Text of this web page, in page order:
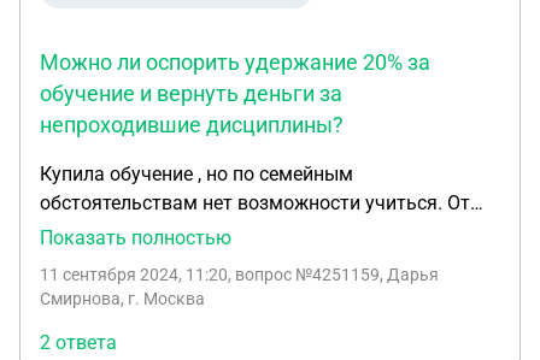
Можно ли оспорить удержание 20% за
обучение и вернуть деньги за
непроходившие дисциплины?
Купила обучение , но по семейным
обстоятельствам нет возможности учиться. От
курса открыла первую дисциплину, вторую
ли то что они удерживают 20% за какие-то
оспорить и вернуть деньги только с вычетом
Показать полностью
11 сентября 2024, 11:20, вопрос №4251159, Дарья
Смирнова, г. Москва
2 ответа